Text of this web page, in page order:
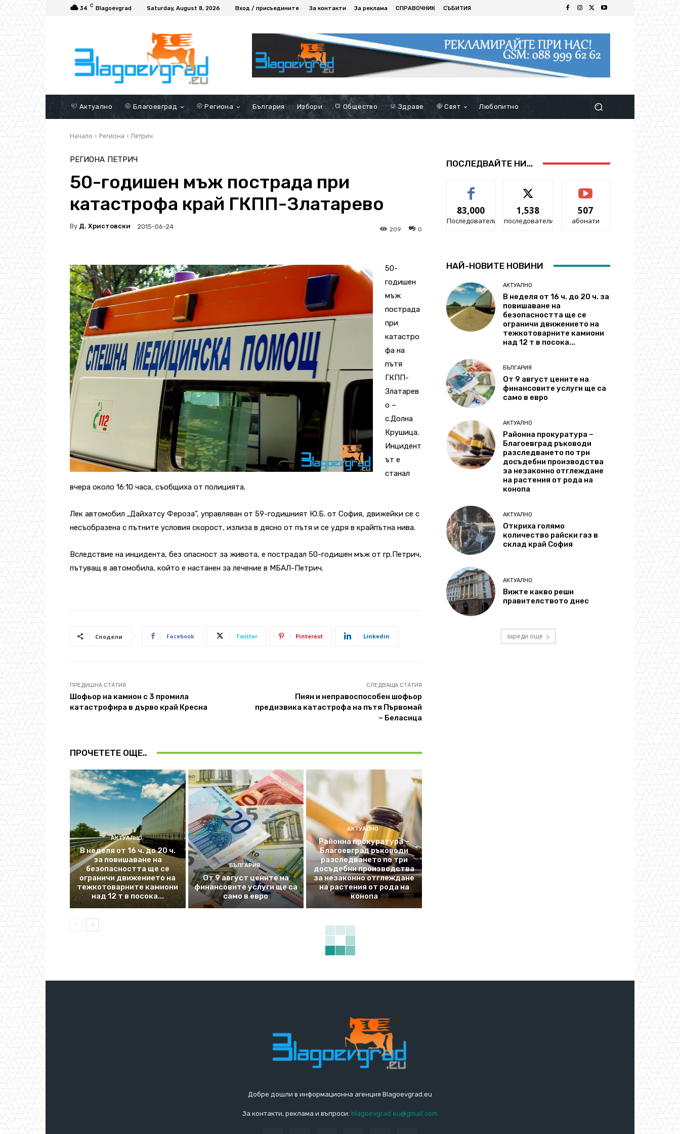
34 C Blagoevgrad Saturday, August 8, 2026 Вход / присъедините За контакти За реклама СПРАВОЧНИК СЪБИТИЯ
Актуално Благоевград Региона България Избори Общество Здраве Свят Любопитно
Начало Региона Петрич
РЕГИОНА ПЕТРИЧ
50-годишен мъж пострада при
катастрофа край ГКПП-Златарево
By Д. Христовски 2015-06-24 0
209
50-
годишен
мъж
пострада
при
катастро
фа на
пътя
ГКПП-
Златарев
о –
с.Долна
Крушица.
Инцидент
ът е
станал
вчера около 16:10 часа, съобщиха от полицията.
Лек автомобил „Дайхатсу Фероза”, управляван от 59-годишният Ю.Б. от София, движейки се с
несъобразена с пътните условия скорост, излиза в дясно от пътя и се удря в крайпътна нива.
Вследствие на инцидента, без опасност за живота, е пострадал 50-годишен мъж от гр.Петрич,
пътуващ в автомобила, който е настанен за лечение в МБАЛ-Петрич.
Сподели Facebook Twitter Pinterest Linkedin
ПРЕДИШНА СТАТИЯ
Шофьор на камион с 3 промила
катастрофира в дърво край Кресна
СЛЕДВАЩА СТАТИЯ
Пиян и неправоспособен шофьор
предизвика катастрофа на пътя Първомай
– Беласица
ПРОЧЕТЕТЕ ОЩЕ..
АКТУАЛНО
В неделя от 16 ч. до 20 ч.
за повишаване на
безопасността ще се
ограничи движението на
тежкотоварните камиони
над 12 т в посока...
БЪЛГАРИЯ
От 9 август цените на
финансовите услуги ще са
само в евро
АКТУАЛНО
Районна прокуратура –
Благоевград ръководи
разследването по три
досъдебни производства
за незаконно отглеждане
на растения от рода на
конопа
ПОСЛЕДВАЙТЕ НИ...
83,000
Последователи
1,538
последователи
507
абонати
НАЙ-НОВИТЕ НОВИНИ
АКТУАЛНО
В неделя от 16 ч. до 20 ч. за
повишаване на
безопасността ще се
ограничи движението на
тежкотоварните камиони
над 12 т в посока...
БЪЛГАРИЯ
От 9 август цените на
финансовите услуги ще са
само в евро
АКТУАЛНО
Районна прокуратура –
Благоевград ръководи
разследването по три
досъдебни производства
за незаконно отглеждане
на растения от рода на
конопа
АКТУАЛНО
Откриха голямо
количество райски газ в
склад край София
АКТУАЛНО
Вижте какво реши
правителството днес
зареди още
Добре дошли в информационна агенция Blagoevgrad.eu
За контакти, реклама и въпроси: blagoevgrad.eu@gmail.com